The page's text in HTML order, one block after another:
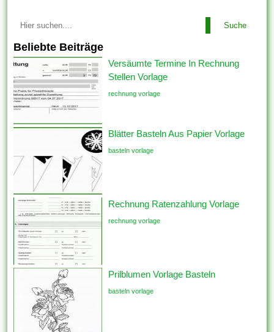
Suche
Beliebte Beiträge
Versäumte Termine In Rechnung
Stellen Vorlage
rechnung vorlage
Blätter Basteln Aus Papier Vorlage
basteln vorlage
Rechnung Ratenzahlung Vorlage
rechnung vorlage
Prilblumen Vorlage Basteln
basteln vorlage